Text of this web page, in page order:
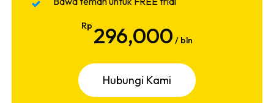
Rp 296,000 / bln
Hubungi Kami